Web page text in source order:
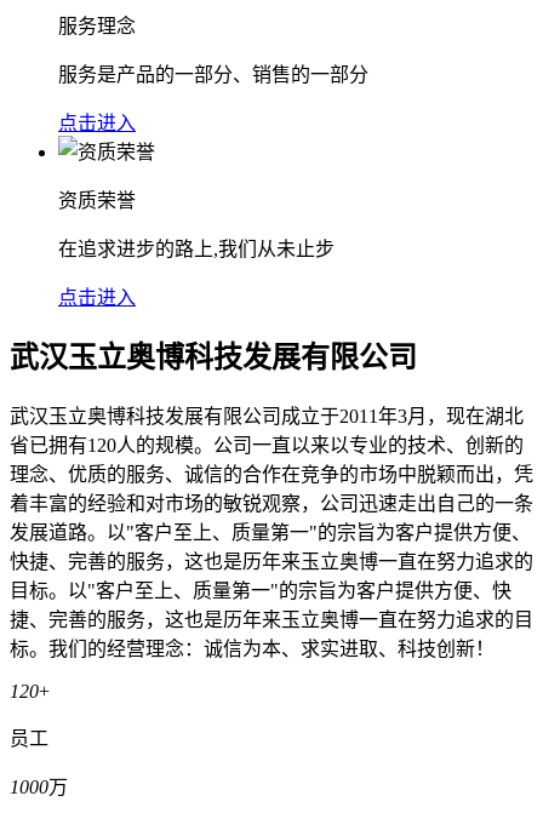
服务理念
服务是产品的一部分、销售的一部分
点击进入
资质荣誉
在追求进步的路上,我们从未止步
点击进入
武汉玉立奥博科技发展有限公司
武汉玉立奥博科技发展有限公司成立于2011年3月，现在湖北
省已拥有120人的规模。公司一直以来以专业的技术、创新的
理念、优质的服务、诚信的合作在竞争的市场中脱颖而出，凭
着丰富的经验和对市场的敏锐观察，公司迅速走出自己的一条
发展道路。以"客户至上、质量第一"的宗旨为客户提供方便、
快捷、完善的服务，这也是历年来玉立奥博一直在努力追求的
目标。以"客户至上、质量第一"的宗旨为客户提供方便、快
捷、完善的服务，这也是历年来玉立奥博一直在努力追求的目
标。我们的经营理念：诚信为本、求实进取、科技创新！
120+
员工
1000万